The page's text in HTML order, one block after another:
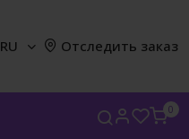
0
RU Отследить заказ